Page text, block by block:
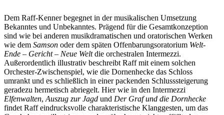
Dem Raff-Kenner begegnet in der musikalischen Umsetzung
Bekanntes und Unbekanntes. Prägend für die Gesamtkonzeption
sind wie bei anderen musikdramatischen und oratorischen Werken
wie dem Samson oder dem späten Offenbarungsoratorium Welt-
Ende – Gericht – Neue Weltdie orchestralen Intermezzi.
Außerordentlich illustrativ beschreibt Raff mit einem solchen
Orchester-Zwischenspiel, wie die Dornenhecke das Schloss
umrankt und es schließlich in einer packenden Schlusssteigerung
geradezu hermetisch abriegelt. Hier wie in den Intermezzi
Elfenwalten, Auszug zur Jagd und Der Graf und die Dornhecke
findet Raff eindrucksvolle charakteristische Klanggesten, um das